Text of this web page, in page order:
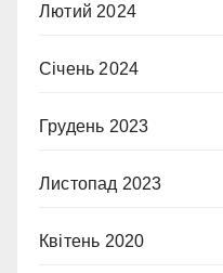
Лютий 2024
Січень 2024
Грудень 2023
Листопад 2023
Квітень 2020